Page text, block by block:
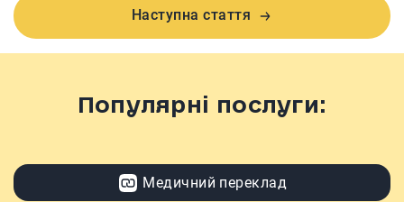
Наступна стаття
Популярні послуги:
Медичний переклад